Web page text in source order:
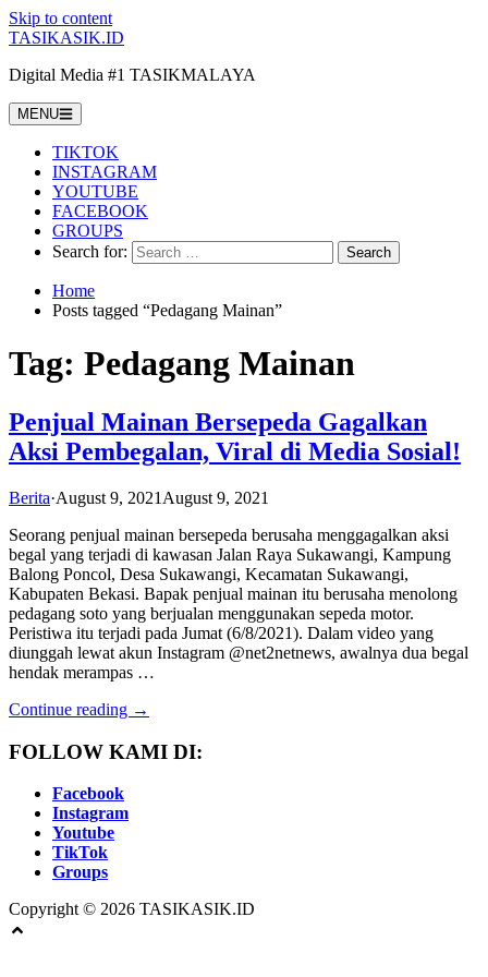
Skip to content
TASIKASIK.ID
Digital Media #1 TASIKMALAYA
MENU
TIKTOK
INSTAGRAM
YOUTUBE
FACEBOOK
GROUPS
Search for:
Home
Posts tagged “Pedagang Mainan”
Tag: Pedagang Mainan
Penjual Mainan Bersepeda Gagalkan
Aksi Pembegalan, Viral di Media Sosial!
Berita·August 9, 2021 August 9, 2021
Seorang penjual mainan bersepeda berusaha menggagalkan aksi
begal yang terjadi di kawasan Jalan Raya Sukawangi, Kampung
Balong Poncol, Desa Sukawangi, Kecamatan Sukawangi,
Kabupaten Bekasi. Bapak penjual mainan itu berusaha menolong
pedagang soto yang berjualan menggunakan sepeda motor.
Peristiwa itu terjadi pada Jumat (6/8/2021). Dalam video yang
diunggah lewat akun Instagram @net2netnews, awalnya dua begal
hendak merampas …
Continue reading →
FOLLOW KAMI DI:
Facebook
Instagram
Youtube
TikTok
Groups
Copyright © 2026 TASIKASIK.ID